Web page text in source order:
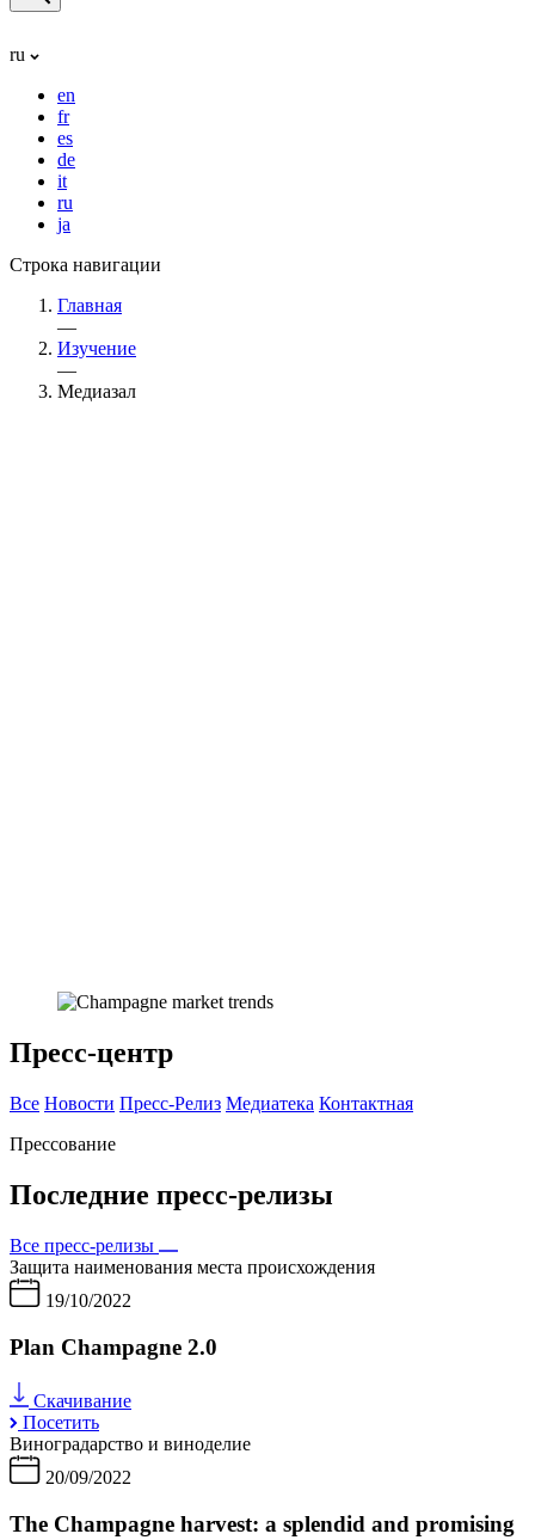
ru
en
fr
es
de
it
ru
ja
Строка навигации
Главная
—
Изучение
—
Медиазал
Пресс-центр
Все Новости Пресс-Релиз Медиатека Контактная
Прессование
Последние пресс-релизы
Все пресс-релизы
Защита наименования места происхождения
19/10/2022
Plan Champagne 2.0
Скачивание
Посетить
Виноградарство и виноделие
20/09/2022
The Champagne harvest: a splendid and promising